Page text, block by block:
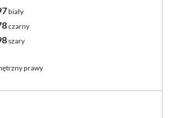
biały
czarny
szary
prawy